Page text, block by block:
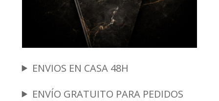
ENVIOS EN CASA 48H
ENVÍO GRATUITO PARA PEDIDOS